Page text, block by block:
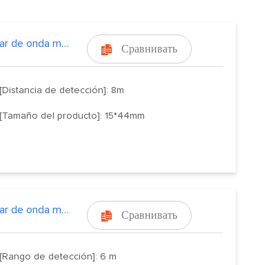
 Сравнивать
Módulo de radar de onda milimétrica
[Distancia de detección]: 8m
[Tamaño del producto]: 15*44mm
 Сравнивать
Módulo de radar de onda milimétrica
[Rango de detección]: 6 m